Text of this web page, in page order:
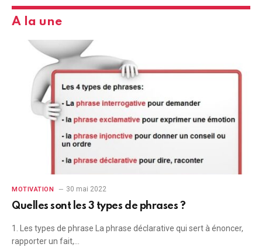
A la une
MOTIVATION 30 mai 2022
Quelles sont les 3 types de phrases ?
1. Les types de phrase La phrase déclarative qui sert à énoncer,
rapporter un fait,…